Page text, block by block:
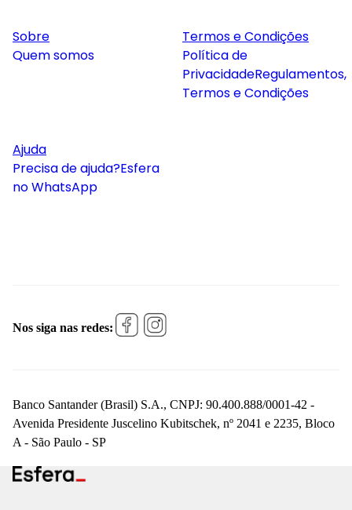
Sobre
Quem somos
Termos e Condições
Política de
PrivacidadeRegulamentos,
Termos e Condições
Ajuda
Precisa de ajuda?Esfera
no WhatsApp
Nos siga nas redes:
Banco Santander (Brasil) S.A., CNPJ: 90.400.888/0001-42 -
Avenida Presidente Juscelino Kubitschek, nº 2041 e 2235, Bloco
A - São Paulo - SP